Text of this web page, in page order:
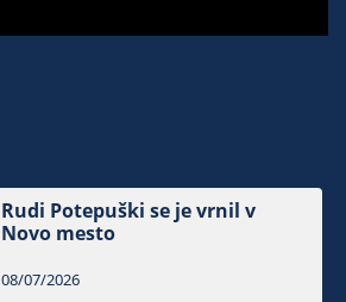
Rudi Potepuški se je vrnil v
Novo mesto
08/07/2026